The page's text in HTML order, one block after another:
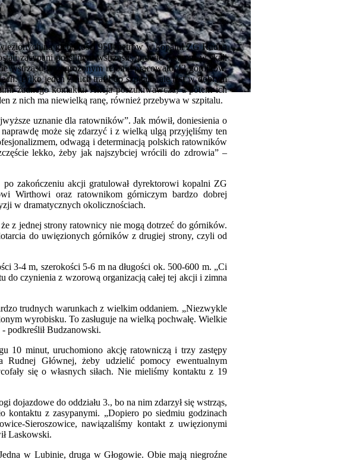
na głębokości 950 metrów w kopalni ZG Rudna
zasypani po silnym wstrząsie, prawie 5 stopni w skali
wstrząsu w zagrożonym rejonie pracowało 42 górników.
Tylko jeden z nich trafił do szpitala, ale jest w dobrym
żadnego kontaktu. Akcja poszukiwawcza, a potem ich
z nich ma niewielką ranę, również przebywa w szpitalu.
uznanie dla ratowników”. Jak mówił, doniesienia o
może się zdarzyć i z wielką ulgą przyjęliśmy ten
odwagą i determinacją polskich ratowników
lekko, żeby jak najszybciej wrócili do zdrowia” –
zakończeniu akcji gratulował dyrektorowi kopalni ZG
Wirthowi oraz ratownikom górniczym bardzo dobrej
w dramatycznych okolicznościach.
z jednej strony ratownicy nie mogą dotrzeć do górników.
do uwięzionych górników z drugiej strony, czyli od
3-4 m, szerokości 5-6 m na długości ok. 500-600 m. „Ci
do czynienia z wzorową organizacją całej tej akcji i zimna
trudnych warunkach z wielkim oddaniem. „Niezwykle
wyrobisku. To zasługuje na wielką pochwałę. Wielkie
podkreślił Budzanowski.
10 minut, uruchomiono akcję ratowniczą i trzy zastępy
Głównej, żeby udzielić pomocy ewentualnym
się o własnych siłach. Nie mieliśmy kontaktu z 19
dojazdowe do oddziału 3., bo na nim zdarzył się wstrząs,
kontaktu z zasypanymi. „Dopiero po siedmiu godzinach
Sieroszowice, nawiązaliśmy kontakt z uwięzionymi
Laskowski.
w Lubinie, druga w Głogowie. Obie mają niegroźne